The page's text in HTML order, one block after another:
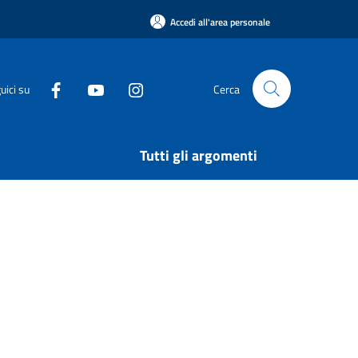
Accedi all'area personale
su Cerca
Tutti gli argomenti